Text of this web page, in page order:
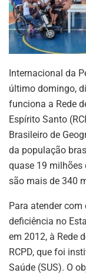
Internacional da
último domingo,
funciona a Rede
Espírito Santo
Brasileiro de
da população
quase 19 milhões
são mais de 340
Para atender
deficiência no
em 2012, à Rede
RCPD, que foi
Saúde (SUS). O